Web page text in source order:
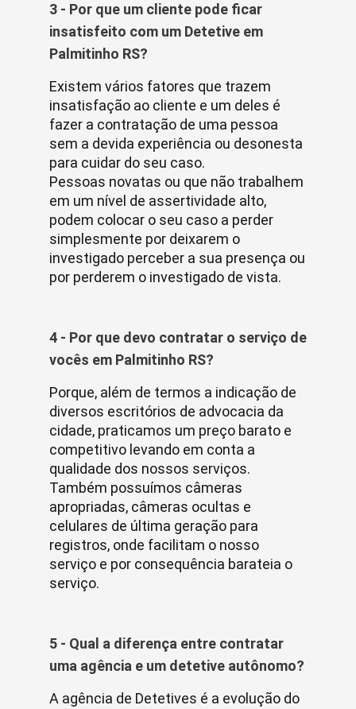
3 - Por que um cliente pode ficar
insatisfeito com um Detetive em
Palmitinho RS?
Existem vários fatores que trazem
insatisfação ao cliente e um deles é
fazer a contratação de uma pessoa
sem a devida experiência ou desonesta
para cuidar do seu caso.
Pessoas novatas ou que não trabalhem
em um nível de assertividade alto,
podem colocar o seu caso a perder
simplesmente por deixarem o
investigado perceber a sua presença ou
por perderem o investigado de vista.
4 - Por que devo contratar o serviço de
vocês em Palmitinho RS?
Porque, além de termos a indicação de
diversos escritórios de advocacia da
cidade, praticamos um preço barato e
competitivo levando em conta a
qualidade dos nossos serviços.
Também possuímos câmeras
apropriadas, câmeras ocultas e
celulares de última geração para
registros, onde facilitam o nosso
serviço e por consequência barateia o
serviço.
5 - Qual a diferença entre contratar
uma agência e um detetive autônomo?
A agência de Detetives é a evolução do